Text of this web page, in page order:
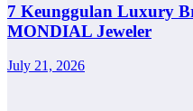
7 Keunggulan Luxury
MONDIAL Jeweler
July 21, 2026